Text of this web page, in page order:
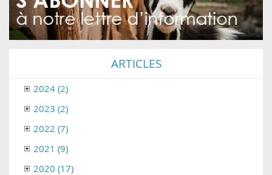
ARTICLES
2024 (2)
2023 (2)
2022 (7)
2021 (9)
2020 (17)